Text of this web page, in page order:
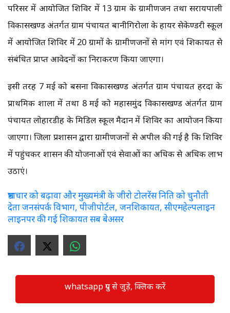
परिसर में आयोजित शिविर में 13 ग्राम के ग्रामीणजन तथा सरायपाली
विकासखण्ड अंतर्गत ग्राम पंचायत बानीगिरोला के हायर सेकेण्डरी स्कूल
में आयोजित शिविर में 20 ग्रामों के ग्रामीणजनों से मांग एवं शिकायत से
संबंधित प्राप्त आवेदनों का निराकरण किया जाएगा।
इसी तरह 7 मई को बसना विकासखण्ड अंतर्गत ग्राम पंचायत हरदा के
प्राथमिक शाला में तथा 8 मई को महासमुंद विकासखण्ड अंतर्गत ग्राम
पंचायत लोहारडीह के मिडिल स्कूल मैदान में शिविर का आयोजन किया
जाएगा। जिला प्रशासन द्वारा ग्रामीणजनों से अपील की गई है कि शिविर
में पहुंचकर शासन की योजनाओं एवं सेवाओं का अधिक से अधिक लाभ
उठाएं।
भ्रष्टाचार को बढ़ावा और मुख्यमंत्री के जीरो टोलरेंस निति को चुनौती
देता जनसंपर्क विभाग, पीजीपोर्टल, जनशिकायत, सीएमहेल्पलाइन
लाइनपर की गई शिकायत सब बेअसर
whatsapp ग्रुप से जुड़े, क्लिक करें